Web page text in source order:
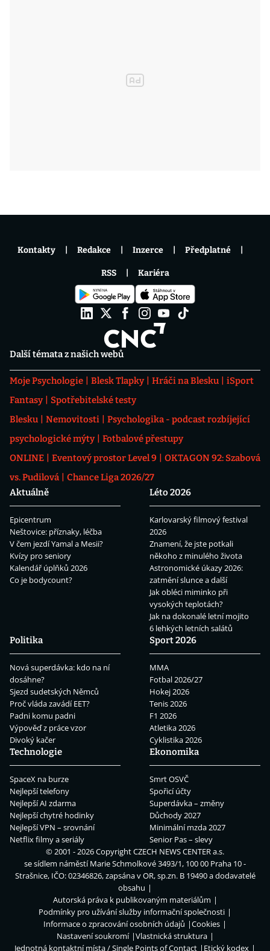
Další témata z našich webů
Moje Psychologie Blesk Tlapky Hráči na Blesku
iSport
Fantasy
Spotřebitelské testy
Blesku
Nemovitosti
Psychologika - podcast rozbíjející
psychologické mýty
Fotbalové přestupy
ONLINE
Eventový prostor Level 9
OKTAGON 92: Szabová
vs. Pudilová
Chance Liga 2026/27
Aktuálně
Epicentrum
Neštovice: příznaky, léčba
V čem jezdí Yamal a Mesii?
Kvízy pro seniory
Kalendář úplňků 2026
Co je bodycount?
Léto 2026
Karlovarský filmový festival
2026
Znamení, že jste potkali
někoho z minulého života
Astronomické úkazy 2026:
zatmění slunce a další
Jak obléci miminko při
vysokých teplotách?
Jak na dokonalé letní mojito
6 lehkých letních salátů
Politika
Nová superdávka: kdo na ní
dosáhne?
Sjezd sudetských Němců
Proč vláda zavádí EET?
Padni komu padni
Výpověď z práce vzor
Divoký kačer
Sport 2026
MMA
Fotbal 2026/27
Hokej 2026
Tenis 2026
F1 2026
Atletika 2026
Cyklistika 2026
Technologie
SpaceX na burze
Nejlepší telefony
Nejlepší AI zdarma
Nejlepší chytré hodinky
Nejlepší VPN – srovnání
Netflix filmy a seriály
Ekonomika
Smrt OSVČ
Spořicí účty
Superdávka – změny
Důchody 2027
Minimální mzda 2027
Senior Pas – slevy
Kontakty Redakce Inzerce Předplatné
RSS Kariéra
© 2001 - 2026 CopyrightCZECH NEWS CENTER a.s.
se sídlem náměstí Marie Schmolkové 3493/1, 100 00 Praha 10 -
Strašnice, IČO: 02346826, zapsána v OR, sp.zn. B 19490 a dodavatelé
obsahu
Autorská práva k publikovaným materiálům
Podmínky pro užívání služby informační společnosti
Informace o zpracování osobních údajů
Cookies
Nastavení soukromí
Vlastnická struktura
Jednotná kontaktní místa / Single Points of Contact
Etický kodex